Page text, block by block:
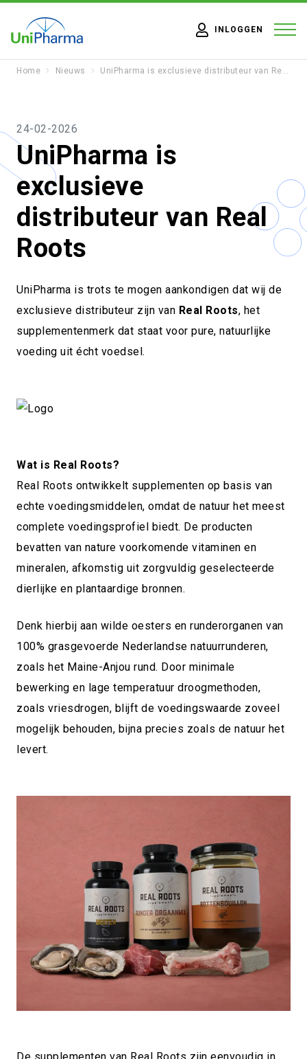
INLOGGEN
Home Nieuws UniPharma is exclusieve distributeur van Real Roots
24-02-2026
UniPharma is
exclusieve
distributeur van Real
Roots
UniPharma is trots te mogen aankondigen dat wij de
exclusieve distributeur zijn van Real Roots, het
supplementenmerk dat staat voor pure, natuurlijke
voeding uit écht voedsel.
Wat is Real Roots?
Real Roots ontwikkelt supplementen op basis van
echte voedingsmiddelen, omdat de natuur het meest
complete voedingsprofiel biedt. De producten
bevatten van nature voorkomende vitaminen en
mineralen, afkomstig uit zorgvuldig geselecteerde
dierlijke en plantaardige bronnen.
Denk hierbij aan wilde oesters en runderorganen van
100% grasgevoerde Nederlandse natuurrunderen,
zoals het Maine-Anjou rund. Door minimale
bewerking en lage temperatuur droogmethoden,
zoals vriesdrogen, blijft de voedingswaarde zoveel
mogelijk behouden, bijna precies zoals de natuur het
levert.